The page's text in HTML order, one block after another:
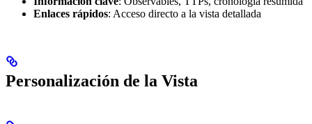
Enlaces rápidos: Acceso directo a la vista detallada
Personalización de la Vista